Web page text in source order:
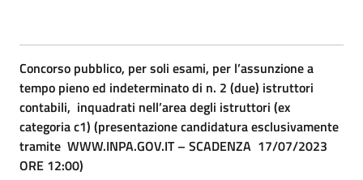
Concorso pubblico, per soli esami, per l’assunzione a
tempo pieno ed indeterminato di n. 2 (due) istruttori
contabili, inquadrati nell’area degli istruttori (ex
categoria c1) (presentazione candidatura esclusivamente
tramite WWW.INPA.GOV.IT – SCADENZA 17/07/2023
ORE 12:00)